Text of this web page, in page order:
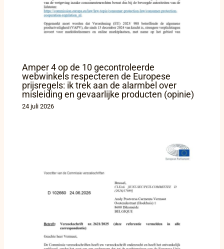
Amper 4 op de 10 gecontroleerde
webwinkels respecteren de Europese
prijsregels: ik trek aan de alarmbel over
misleiding en gevaarlijke producten (opinie)
24 juli 2026